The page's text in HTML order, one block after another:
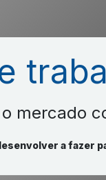
mercado
a fazer